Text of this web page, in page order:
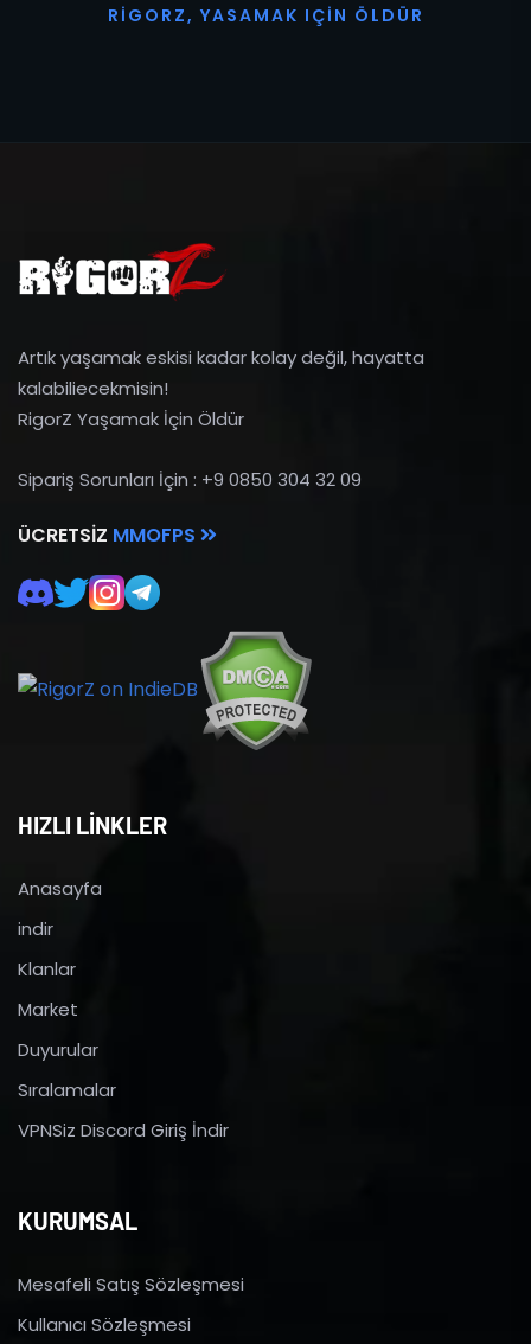
R I G O R Z, YASAMAK I ÇI N Ö L D Ü R
Artık yaşamak eskisi kadar kolay değil, hayatta
kalabiliecekmisin!
RigorZ Yaşamak İçin Öldür
Sipariş Sorunları İçin : +9 0850 304 32 09
ÜCRETSIZ MMOFPS
HIZLI LİNKLER
Anasayfa
indir
Klanlar
Market
Duyurular
Sıralamalar
VPNSiz Discord Giriş İndir
KURUMSAL
Mesafeli Satış Sözleşmesi
Kullanıcı Sözleşmesi